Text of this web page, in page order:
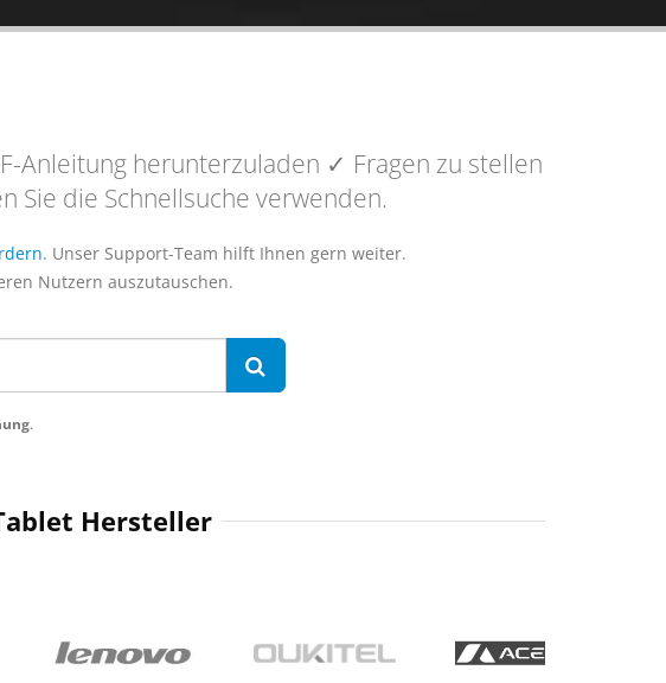
Anleitungherunterzuladen ✓ Fragen zu stellen
Sie die Schnellsuche verwenden.
. Unser Support-Team hilft Ihnen gern weiter.
Nutzern auszutauschen.
.
Hersteller